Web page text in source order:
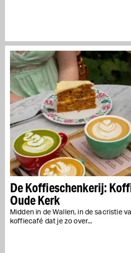
De Koffieschenkerij:
Oude Kerk
Midden in de Wallen, in de sacristie
koffiecafé dat je zo over...